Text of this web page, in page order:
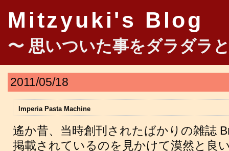
Mitzyuki's Blog
〜 思いついた事をダラダラ
2011/05/18
Imperia Pasta Machine
遙か昔、当時創刊されたばかりの雑誌
掲載されているのを見かけて漠然と良